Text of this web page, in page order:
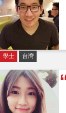
學士 台灣